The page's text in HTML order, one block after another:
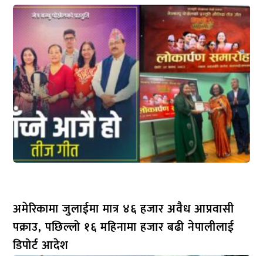
अमेरिकामा जुलाईमा मात्र ४६ हजार अवैध आप्रवासी
पक्राउ, पछिल्लो १६ महिनामा हजार बढी नेपालीलाई
डिपोर्ट आदेश